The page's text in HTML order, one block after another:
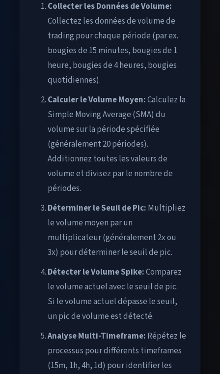
Collecter les Données de Volume:
Collectez les données de volume de
trading pour chaque période (par ex.
bougies de 15 minutes, bougies de 1
heure, bougies de 4 heures, bougies
quotidiennes).
Calculer le Volume Moyen:Calculez la
Simple Moving Average (SMA) du
volume sur la période spécifiée
(généralement 20 périodes).
Additionnez toutes les valeurs de
volume et divisez par le nombre de
périodes.
Déterminer le Seuil de Pic: Multipliez
le volume moyen par un
multiplicateur (généralement 2x ou
3x) pour déterminer le seuil de pic.
Détecter le Volume Spike:Comparez
le volume actuel avec le seuil de pic.
Si le volume actuel dépasse le seuil,
un pic de volume est détecté.
Analyse Multi-Timeframe: Répétez le
processus pour différents timeframes
(15m, 1h, 4h, 1d) pour identifier les